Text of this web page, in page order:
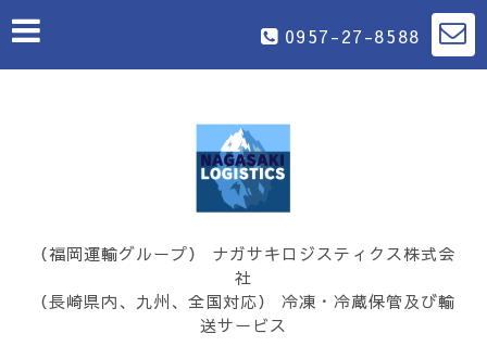
0957-27-8588
（福岡運輸グループ） ナガサキロジスティクス株式会
社
（長崎県内、九州、全国対応） 冷凍・冷蔵保管及び輸
送サービス